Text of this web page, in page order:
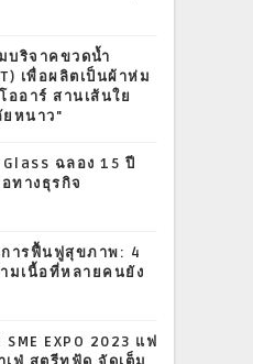
บริจาคขวดน้ำ
เพื่อผลิตเป็นผ้าห่ม
ออาร์ สานเส้นใย
หนาว"
Glass ฉลอง 15 ปี
ทางธุรกิจ
ารฟื้นฟูสุขภาพ: 4
ามเนื้อที่หลายคนยัง
EXPO 2023 แฟ